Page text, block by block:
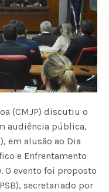
(CMJP) discutiu o
audiência pública,
em alusão ao Dia
e Enfrentamento
O evento foi proposto
secretariado por